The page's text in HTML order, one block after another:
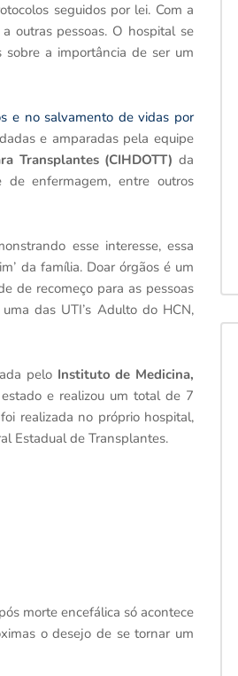
seguidos por lei. Com a
outras pessoas. O hospital se
a importância de ser um
e no salvamento de vidas por
e amparadas pela equipe
Transplantes (CIHDOTT) da
de enfermagem, entre outros
esse interesse, essa
da família. Doar órgãos é um
de recomeço para as pessoas
das UTI’s Adulto do HCN,
peloInstituto de Medicina,
e realizou um total de 7
realizada no próprio hospital,
Estadual de Transplantes.
morte encefálica só acontece
o desejo de se tornar um